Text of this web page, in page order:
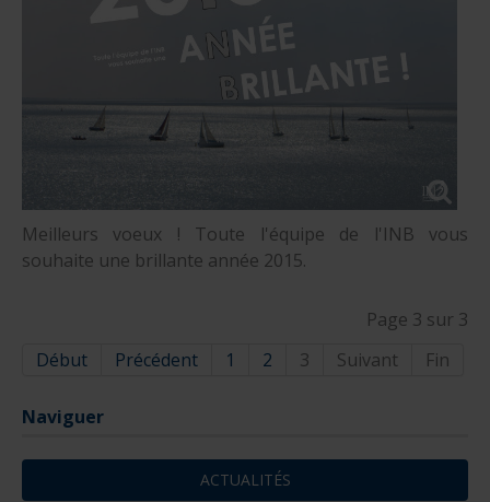
Meilleurs voeux ! Toute l'équipe de l'INB vous
souhaite une brillante année 2015.
Page 3 sur 3
Début
Précédent 1 2 3 Suivant Fin
Naviguer
ACTUALITÉS